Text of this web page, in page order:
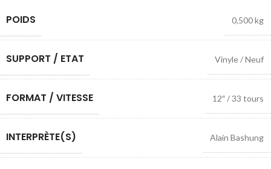
POIDS 0,500 kg
SUPPORT / ETAT Vinyle / Neuf
FORMAT / VITESSE 12″ / 33 tours
INTERPRÈTE(S) Alain Bashung